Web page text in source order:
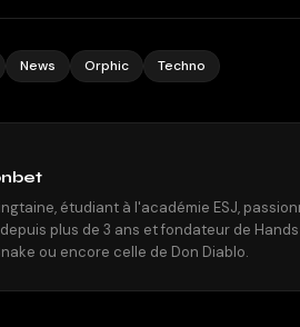
News Orphic Techno
étudiant à l'académie ESJ,
plus de 3 ans et fondateur de
ou encore celle de Don Diablo.